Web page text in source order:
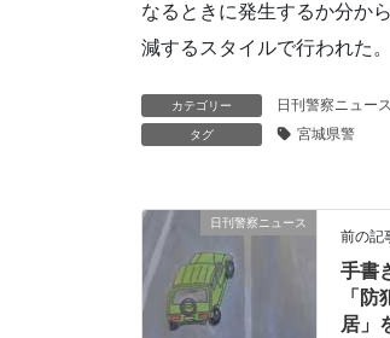
なるときに発生するか分か
減するスタイルで行われた。
カテゴリー 日刊警察ニュース
タグ 宮城県警
日刊警察ニュース
前の記
手書
「
居」